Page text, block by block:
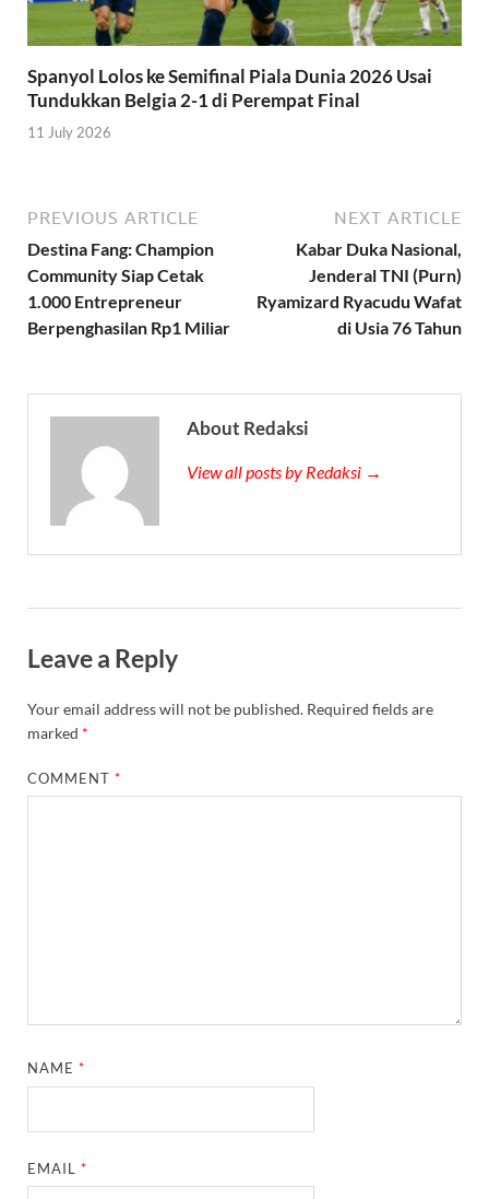
Spanyol Lolos ke Semifinal Piala Dunia 2026 Usai
Tundukkan Belgia 2-1 di Perempat Final
11 July 2026
PREVIOUS ARTICLE
Destina Fang: Champion
Community Siap Cetak
1.000 Entrepreneur
Berpenghasilan Rp1 Miliar
NEXT ARTICLE
Kabar Duka Nasional,
Jenderal TNI (Purn)
Ryamizard Ryacudu Wafat
di Usia 76 Tahun
About Redaksi
View all posts by Redaksi →
Leave a Reply
Your email address will not be published. Required fields are
marked *
COMMENT*
NAME*
EMAIL*